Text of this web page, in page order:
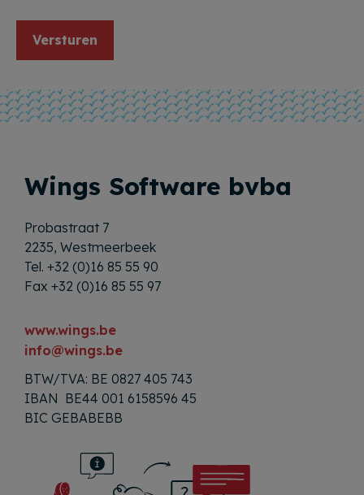
Wings Software bvba
Probastraat 7
2235, Westmeerbeek
Tel. +32 (0)16 85 55 90
Fax +32 (0)16 85 55 97
www.wings.be
info@wings.be
BTW/TVA: BE 0827 405 743
IBAN BE44 001 6158596 45
BIC GEBABEBB